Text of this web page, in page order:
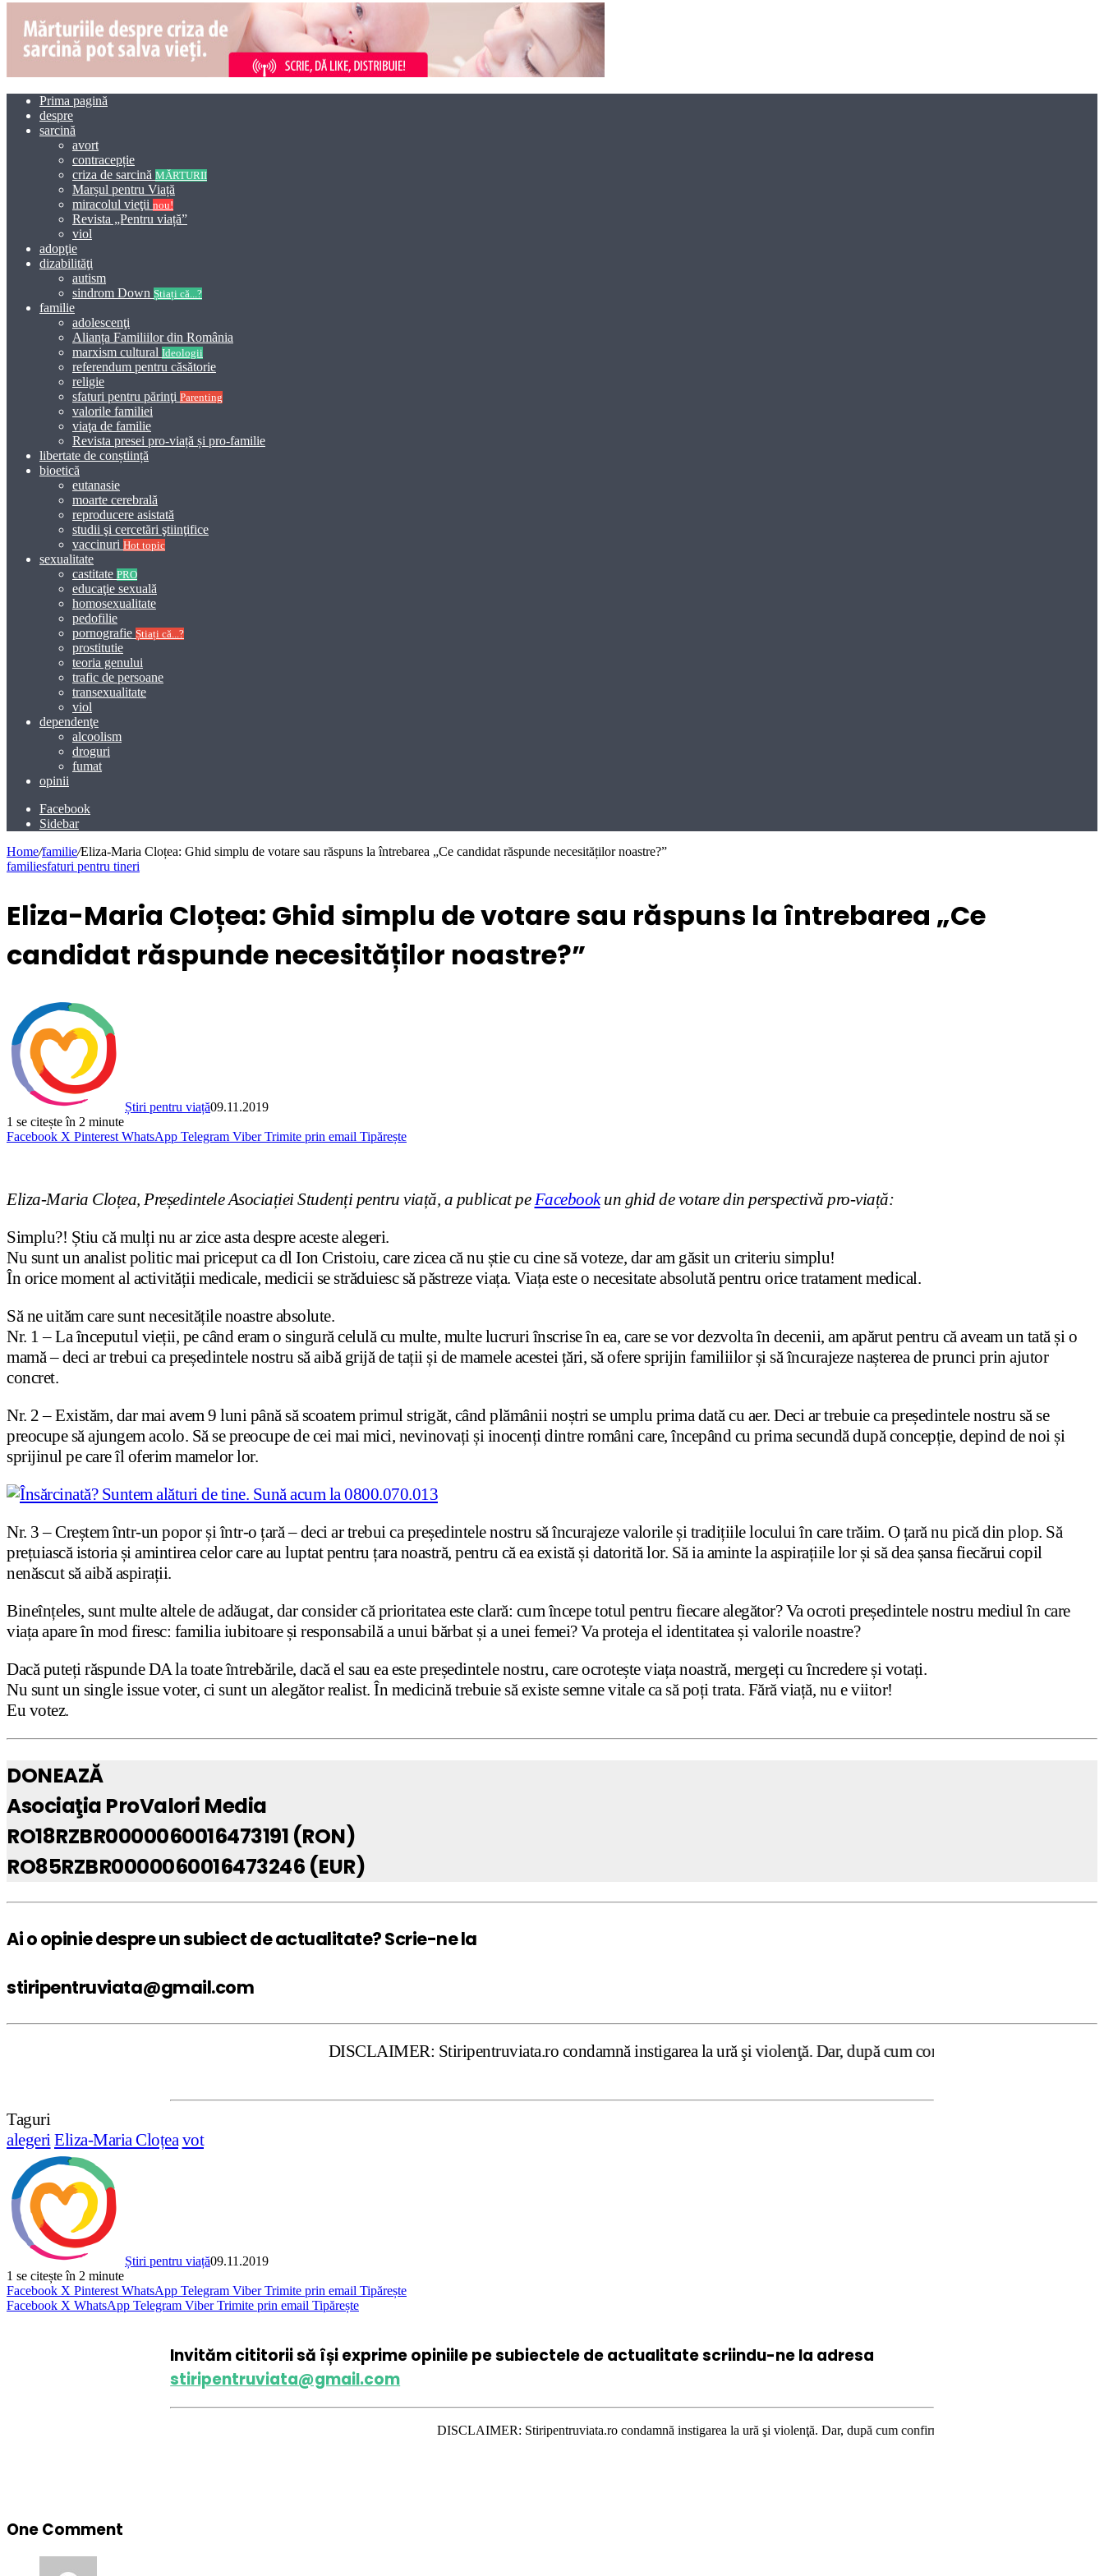
Prima pagină
despre
sarcină
avort
contracepție
criza de sarcină MĂRTURII
Marșul pentru Viață
miracolul vieţii nou!
Revista „Pentru viață”
viol
adopţie
dizabilităţi
autism
sindrom Down Știați că...?
familie
adolescenţi
Alianța Familiilor din România
marxism cultural Ideologii
referendum pentru căsătorie
religie
sfaturi pentru părinţi Parenting
valorile familiei
viaţa de familie
Revista presei pro-viață și pro-familie
libertate de conștiință
bioetică
eutanasie
moarte cerebrală
reproducere asistată
studii şi cercetări ştiinţifice
vaccinuri Hot topic
sexualitate
castitate PRO
educaţie sexuală
homosexualitate
pedofilie
pornografie Știați că...?
prostitutie
teoria genului
trafic de persoane
transexualitate
viol
dependenţe
alcoolism
droguri
fumat
opinii
Facebook
Sidebar
Home/familie/Eliza-Maria Cloțea: Ghid simplu de votare sau răspuns la întrebarea „Ce candidat răspunde necesităților noastre?”
familiesfaturi pentru tineri
Eliza-Maria Cloțea: Ghid simplu de votare sau răspuns la întrebarea „Ce
candidat răspunde necesităților noastre?”
Știri pentru viață09.11.2019
1 se citește în 2 minute
Facebook X Pinterest WhatsApp Telegram Viber Trimite prin email Tipărește
Eliza-Maria Cloțea, Președintele Asociației Studenți pentru viață, a publicat peFacebookun ghid de votare din perspectivă pro-viață:
Simplu?! Știu că mulți nu ar zice asta despre aceste alegeri.
Nu sunt un analist politic mai priceput ca dl Ion Cristoiu, care zicea că nu știe cu cine să voteze, dar am găsit un criteriu simplu!
În orice moment al activității medicale, medicii se străduiesc să păstreze viața. Viața este o necesitate absolută pentru orice tratament medical.
Să ne uităm care sunt necesitățile noastre absolute.
Nr. 1 – La începutul vieții, pe când eram o singură celulă cu multe, multe lucruri înscrise în ea, care se vor dezvolta în decenii, am apărut pentru că aveam un tată și o
mamă – deci ar trebui ca președintele nostru să aibă grijă de tații și de mamele acestei țări, să ofere sprijin familiilor și să încurajeze nașterea de prunci prin ajutor
concret.
Nr. 2 – Existăm, dar mai avem 9 luni până să scoatem primul strigăt, când plămânii noștri se umplu prima dată cu aer. Deci ar trebuie ca președintele nostru să se
preocupe să ajungem acolo. Să se preocupe de cei mai mici, nevinovați și inocenți dintre români care, începând cu prima secundă după concepție, depind de noi și
sprijinul pe care îl oferim mamelor lor.
Nr. 3 – Creștem într-un popor și într-o țară – deci ar trebui ca președintele nostru să încurajeze valorile și tradițiile locului în care trăim. O țară nu pică din plop. Să
prețuiască istoria și amintirea celor care au luptat pentru țara noastră, pentru că ea există și datorită lor. Să ia aminte la aspirațiile lor și să dea șansa fiecărui copil
nenăscut să aibă aspirații.
Bineînțeles, sunt multe altele de adăugat, dar consider că prioritatea este clară: cum începe totul pentru fiecare alegător? Va ocroti președintele nostru mediul în care
viața apare în mod firesc: familia iubitoare și responsabilă a unui bărbat și a unei femei? Va proteja el identitatea și valorile noastre?
Dacă puteți răspunde DA la toate întrebările, dacă el sau ea este președintele nostru, care ocrotește viața noastră, mergeți cu încredere și votați.
Nu sunt un single issue voter, ci sunt un alegător realist. În medicină trebuie să existe semne vitale ca să poți trata. Fără viață, nu e viitor!
Eu votez.
DONEAZĂ
Asociaţia ProValori Media
RO18RZBR0000060016473191 (RON)
RO85RZBR0000060016473246 (EUR)
Ai o opinie despre un subiect de actualitate? Scrie-ne la
stiripentruviata@gmail.com
DISCLAIMER: Stiripentruviata.ro condamnă instigarea la ură şi violenţă. Dar, după cum confirmă şi CEDO în cazul Handyside
Taguri
alegeriEliza-Maria Cloțea vot
Știri pentru viață09.11.2019
1 se citește în 2 minute
Facebook X Pinterest WhatsApp Telegram Viber Trimite prin email Tipărește
Facebook X WhatsApp Telegram Viber Trimite prin email Tipărește
Invităm cititorii să își exprime opiniile pe subiectele de actualitate scriindu-ne la adresa
stiripentruviata@gmail.com
DISCLAIMER: Stiripentruviata.ro condamnă instigarea la ură şi violenţă. Dar, după cum confirmă şi CEDO în cazul Handyside vs. UK
One Comment